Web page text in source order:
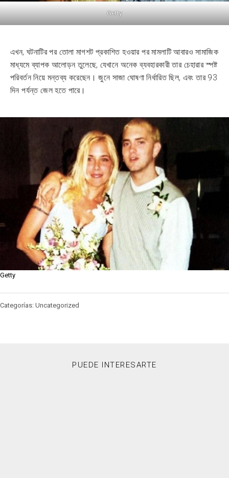
Getty
এখন, ঘটনাটির পর তোলা মাগশট প্রকাশিত হওয়ার পর মামলাটি আবারও সামাজিক
মাধ্যমে ব্যাপক আলোড়ন তুলেছে, যেখানে অনেক ব্যবহারকারী তার চেহারার স্পষ্ট
পরিবর্তন নিয়ে মন্তব্য করেছেন। জুনে সাজা ঘোষণা নির্ধারিত ছিল, এবং তার 93
দিন পর্যন্ত জেল হতে পারে।
Getty
Categorías: Uncategorized
PUEDE INTERESARTE